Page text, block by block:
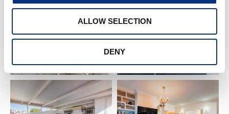
ALLOW SELECTION
DENY
✔️ Zonas verdes
Zonas privadas de la villa:
✔️ Mesa de terraza con 8 sillas
✔️ 6 hamacas 🏖️
✔️ Barbacoa 🍖